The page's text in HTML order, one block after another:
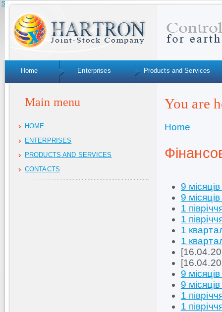
Skip to navigation
Home Enterprises Products and Services
Main menu
HOME
ENTERPRISES
PRODUCTS AND SERVICES
CONTACTS
You are
Home
9
9
1
1
1
1
9
9
1
1